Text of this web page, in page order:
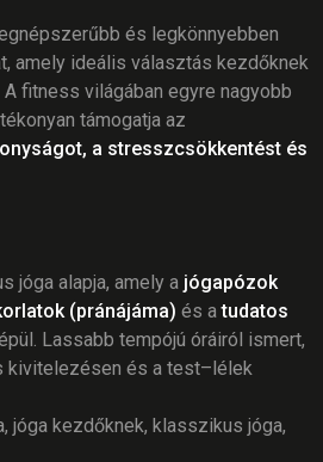
és legkönnyebben
amely ideális választás kezdőknek
fitness világában egyre nagyobb
támogatja az
a stresszcsökkentést és
jóga alapja, amely a jógapózok
(pránájáma) és atudatos
Lassabb tempójú óráiról ismert,
kivitelezésen és a test–lélek
jóga kezdőknek, klasszikus jóga,